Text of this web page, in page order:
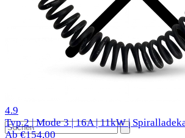
4.9
Typ 2 | Mode 3 | 16A | 11kW |
Ab €154,00